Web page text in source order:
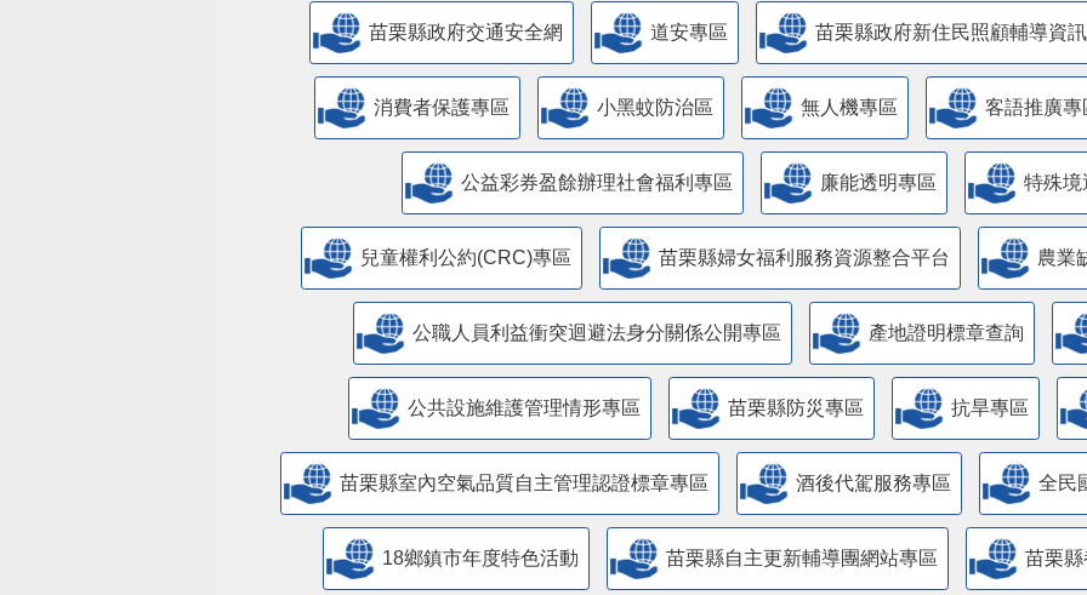
苗栗縣政府交通安全網 道安專區 苗栗縣政府新住民照顧輔導資
消費者保護專區 小黑蚊防治區 無人機專區 客語推廣專
公益彩券盈餘辦理社會福利專區 廉能透明專區 特殊境
兒童權利公約(CRC)專區 苗栗縣婦女福利服務資源整合平台 農業
公職人員利益衝突迴避法身分關係公開專區 產地證明標章查詢
​公共設施維護管理情形專區 苗栗縣防災專區 抗旱專區
苗栗縣室內空氣品質自主管理認證標章專區 酒後代駕服務專區 全民
18鄉鎮市年度特色活動 苗栗縣自主更新輔導團網站專區 苗栗